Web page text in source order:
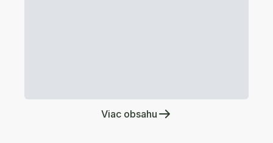
Viac obsahu